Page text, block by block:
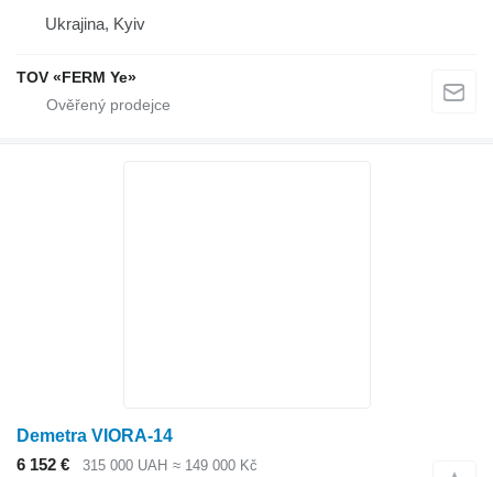
Ukrajina, Kyiv
TOV «FERM Ye»
Demetra VIORA-14
6 152 €
315 000 UAH ≈ 149 000 Kč